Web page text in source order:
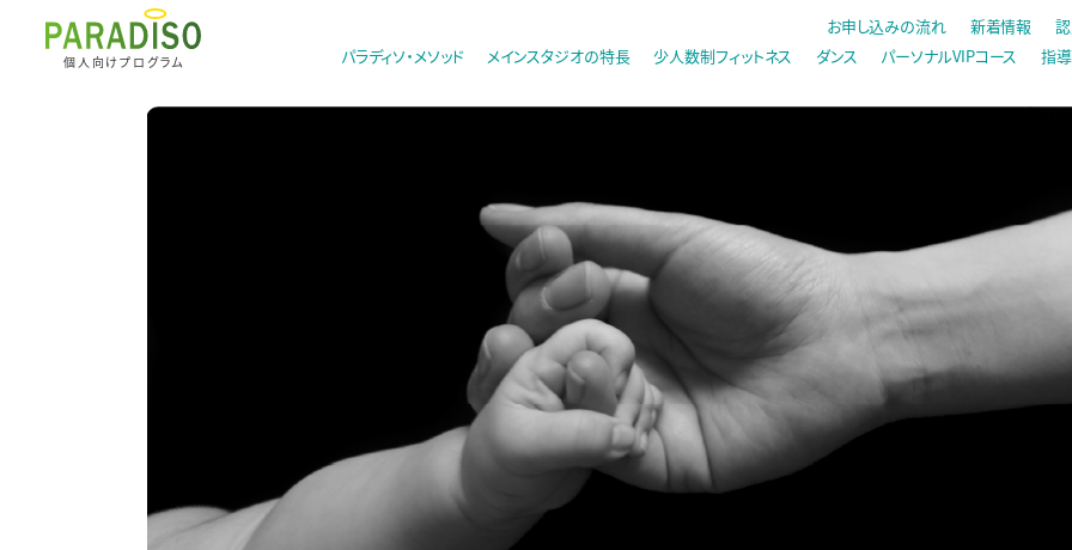
個人向けプログラム パラディソ・メソッド メインスタジオの特長 少人数制フィットネス ダンス パーソナルVIPコース 指
お申し込みの流れ 新着情報